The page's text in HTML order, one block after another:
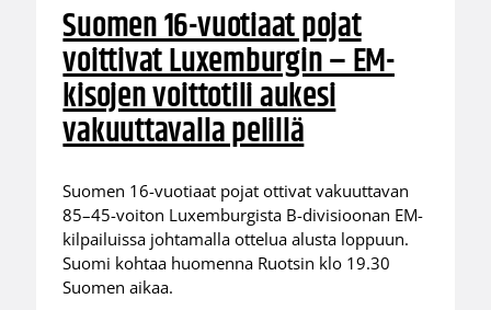
Suomen 16-vuotiaat pojat
voittivat Luxemburgin – EM-
kisojen voittotili aukesi
vakuuttavalla pelillä
Suomen 16-vuotiaat pojat ottivat vakuuttavan
85–45-voiton Luxemburgista B-divisioonan EM-
kilpailuissa johtamalla ottelua alusta loppuun.
Suomi kohtaa huomenna Ruotsin klo 19.30
Suomen aikaa.